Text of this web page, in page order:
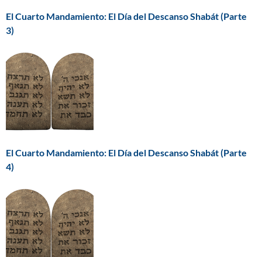
El Cuarto Mandamiento: El Día del Descanso Shabát (Parte
3)
El Cuarto Mandamiento: El Día del Descanso Shabát (Parte
4)